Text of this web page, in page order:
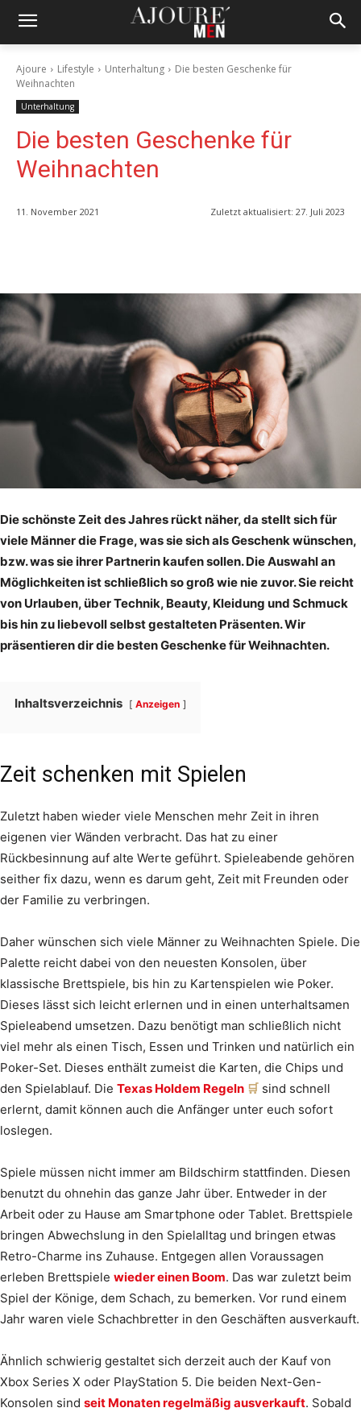
Ajoure Lifestyle Unterhaltung
Die besten Geschenke für
Weihnachten
Unterhaltung
Die besten Geschenke für
Weihnachten
11. November 2021 Zuletzt aktualisiert: 27. Juli 2023
Die schönste Zeit des Jahres rückt näher, da stellt sich für
viele Männer die Frage, was sie sich als Geschenk wünschen,
bzw. was sie ihrer Partnerin kaufen sollen. Die Auswahl an
Möglichkeiten ist schließlich so groß wie nie zuvor. Sie reicht
von Urlauben, über Technik, Beauty, Kleidung und Schmuck
bis hin zu liebevoll selbst gestalteten Präsenten. Wir
präsentieren dir die besten Geschenke für Weihnachten.
Inhaltsverzeichnis Anzeigen
Zeit schenken mit Spielen
Zuletzt haben wieder viele Menschen mehr Zeit in ihren
eigenen vier Wänden verbracht. Das hat zu einer
Rückbesinnung auf alte Werte geführt. Spieleabende gehören
seither fix dazu, wenn es darum geht, Zeit mit Freunden oder
der Familie zu verbringen.
Daher wünschen sich viele Männer zu Weihnachten Spiele. Die
Palette reicht dabei von den neuesten Konsolen, über
klassische Brettspiele, bis hin zu Kartenspielen wie Poker.
Dieses lässt sich leicht erlernen und in einen unterhaltsamen
Spieleabend umsetzen. Dazu benötigt man schließlich nicht
viel mehr als einen Tisch, Essen und Trinken und natürlich ein
Poker-Set. Dieses enthält zumeist die Karten, die Chips und
den Spielablauf. Die Texas Holdem Regeln
sind schnell
erlernt, damit können auch die Anfänger unter euch sofort
loslegen.
Spiele müssen nicht immer am Bildschirm stattfinden. Diesen
benutzt du ohnehin das ganze Jahr über. Entweder in der
Arbeit oder zu Hause am Smartphone oder Tablet. Brettspiele
bringen Abwechslung in den Spielalltag und bringen etwas
Retro-Charme ins Zuhause. Entgegen allen Voraussagen
erleben Brettspiele wieder einen Boom. Das war zuletzt beim
Spiel der Könige, dem Schach, zu bemerken. Vor rund einem
Jahr waren viele Schachbretter in den Geschäften ausverkauft.
Ähnlich schwierig gestaltet sich derzeit auch der Kauf von
Xbox Series X oder PlayStation 5. Die beiden Next-Gen-
Konsolen sind seit Monaten regelmäßig ausverkauft. Sobald